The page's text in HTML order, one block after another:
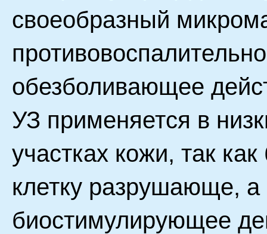
своеобразный
обезболивающее
УЗ применяется в
участках кожи, так
клетку разрушающе,
биостимулирующее